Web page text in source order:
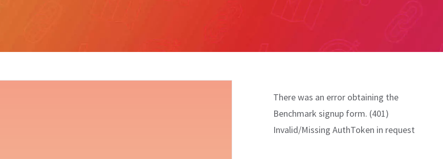
There was an error obtaining the
Benchmark signup form. (401)
Invalid/Missing AuthToken in request